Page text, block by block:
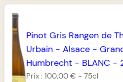
Pinot Gris Rangen de
Urbain -Alsace -
Humbrecht - BLANC -
Prix :100,00 € -75cl